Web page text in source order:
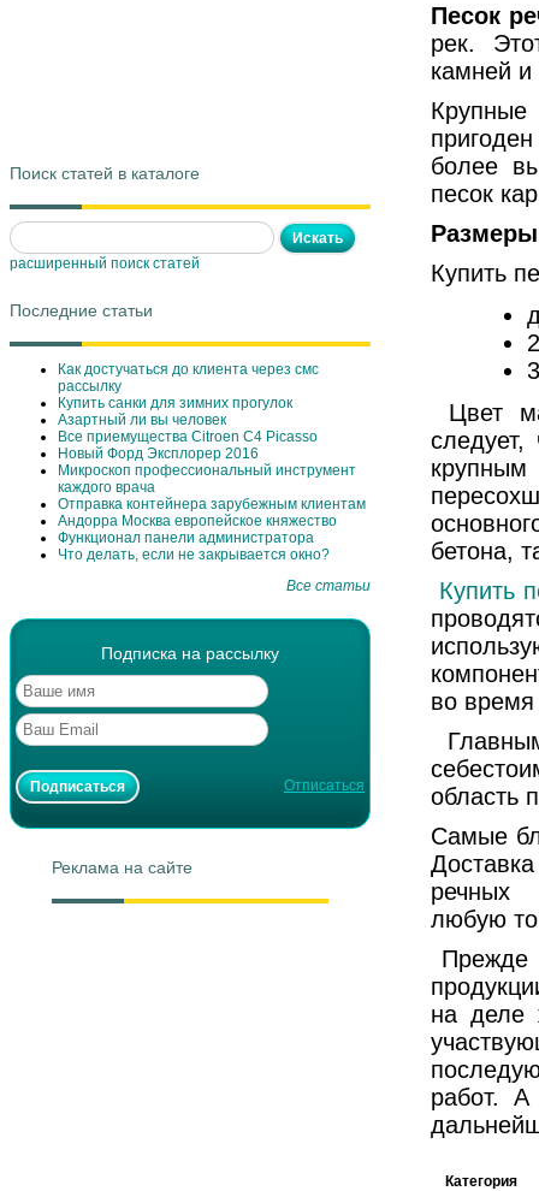
Поиск статей в каталоге
расширенный поиск статей
Последние статьи
Как достучаться до клиента через смс
рассылку
Купить санки для зимних прогулок
Азартный ли вы человек
Все приемущества Сitroen C4 Picasso
Новый Форд Эксплорер 2016
Микроскоп профессиональный инструмент
каждого врача
Отправка контейнера зарубежным клиентам
Андорра Москва европейское княжество
Функционал панели администратора
Что делать, если не закрывается окно?
Все статьи
Подписка на рассылку
Отписаться
Реклама на сайте
Песок
рек.
камней и
более
песок
Купить
Цвет
бетона,
Купить
во время
область
Самые
речных
любую
Прежде
на деле
работ. А
Категория